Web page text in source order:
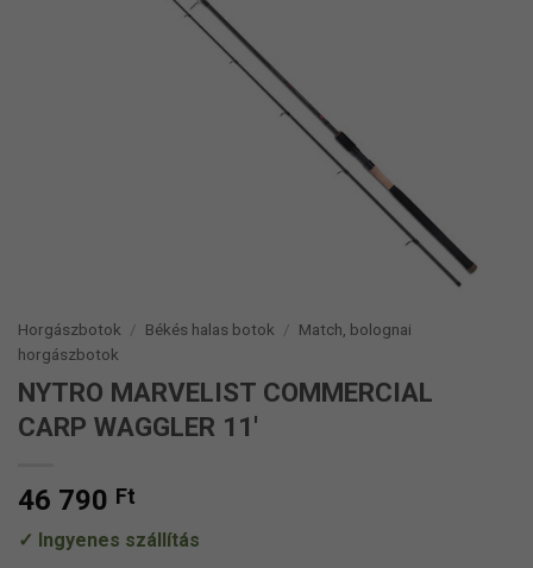
Horgászbotok / Békés halas botok / Match, bolognai
horgászbotok
NYTRO MARVELIST COMMERCIAL
CARP WAGGLER 11′
46 790 Ft
Ingyenes szállítás